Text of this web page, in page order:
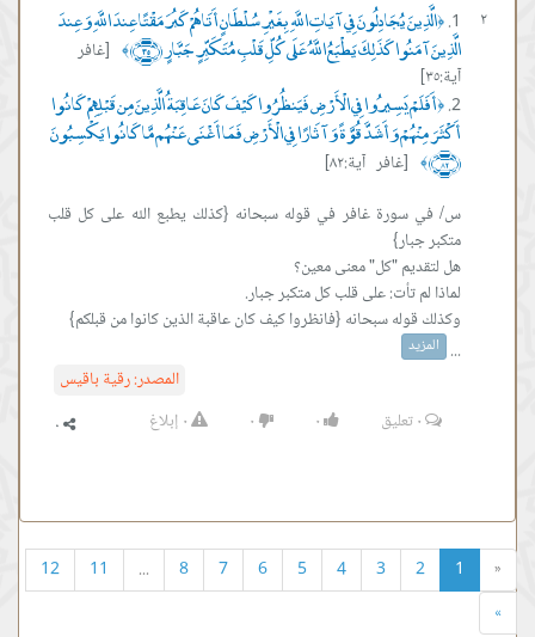
٢ ﴿الَّذِينَ يُجَادِلُونَ فِي آيَاتِ اللَّهِ بِغَيْرِ سُلْطَانٍ أَتَاهُمْ كَبُرَ مَقْتًا عِندَ اللَّهِ وَعِندَ
الَّذِينَ آمَنُوا كَذَلِكَ يَطْبَعُ اللَّهُ عَلَى كُلِّ قَلْبِ مُتَكَبِّرٍ جَبَّارٍ ﴿٣٥﴾ ﴾
[غافر
آية:٣٥]
﴿أَفَلَمْ يَسِيرُوا فِي الْأَرْضِ فَيَنظُرُوا كَيْفَ كَانَ عَاقِبَةُ الَّذِينَ مِن قَبْلِهِمْ كَانُوا
أَكْثَرَ مِنْهُمْ وَأَشَدَّ قُوَّةً وَآثَارًا فِي الْأَرْضِ فَمَا أَغْنَى عَنْهُم مَّا كَانُوا يَكْسِبُونَ
﴿٨٢﴾ ﴾
[غافر آية:٨٢]
س/ في سورة غافر في قوله سبحانه {كذلك يطبع الله على كل قلب
‏... المزيد
المصدر:رقية باقيس
٠تعليق ٠ ٠ ٠ إبلاغ
«
1
2
3
4
5
6
7
8
...
11
12
»